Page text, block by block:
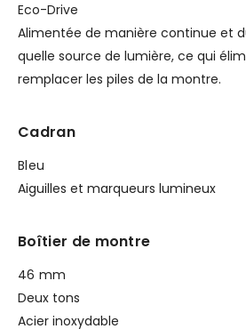
Eco-Drive
Alimentée de manière continue et
quelle source de lumière, ce qui
remplacer les piles de la montre.
Cadran
Bleu
Aiguilles et marqueurs lumineux
Boîtier de montre
46 mm
Deux tons
Acier inoxydable